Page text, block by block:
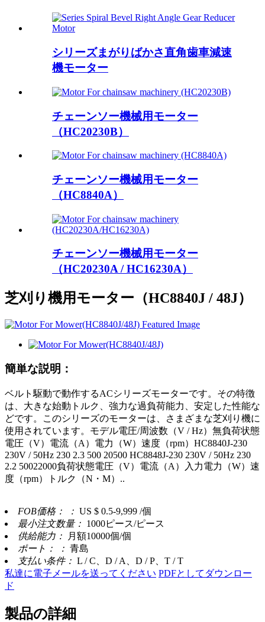
シリーズまがりばかさ直角歯車減速
機モーター
チェーンソー機械用モーター
（HC20230B）
チェーンソー機械用モーター
（HC8840A）
チェーンソー機械用モーター
（HC20230A / HC16230A）
芝刈り機用モーター（HC8840J / 48J）
簡単な説明：
ベルト駆動で動作するACシリーズモーターです。その特徴
は、大きな始動トルク、強力な過負荷能力、安定した性能な
どです。このシリーズのモーターは、さまざまな芝刈り機に
使用されています。モデル電圧/周波数（V / Hz）無負荷状態
電圧（V）電流（A）電力（W）速度（rpm）HC8840J-230
230V / 50Hz 230 2.3 500 20500 HC8848J-230 230V / 50Hz 230
2.2 50022000負荷状態電圧（V）電流（A）入力電力（W）速
度（rpm）トルク（N・M）..
FOB価格： ： US $ 0.5-9,999 /個
最小注文数量： 1000ピース/ピース
供給能力：
月額10000個/個
ポート： ： 青島
支払い条件： L / C、D / A、D / P、T / T
私達に電子メールを送ってください PDFとしてダウンロー
ド
製品の詳細